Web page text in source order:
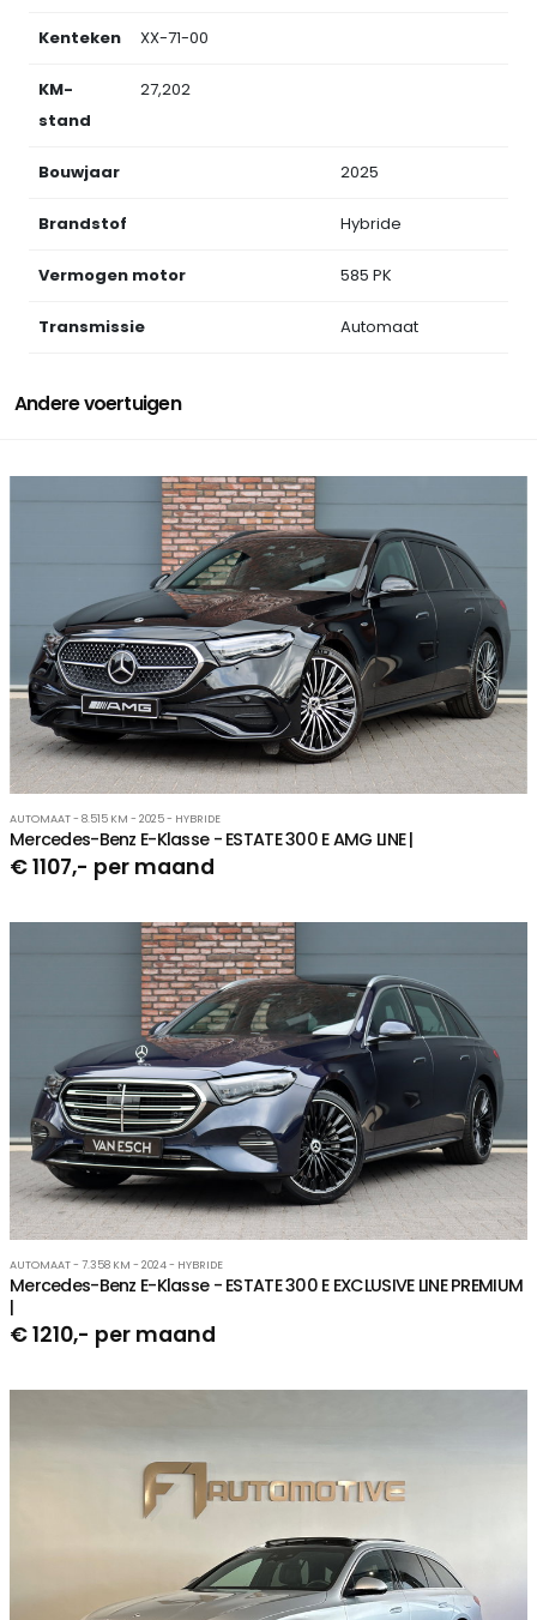
Kenteken XX-71-00
KM-
stand
27,202
Bouwjaar 2025
Brandstof Hybride
Vermogen motor 585 PK
Transmissie Automaat
Andere voertuigen
AUTOMAAT - 8.515 KM - 2025 - HYBRIDE
Mercedes-Benz E-Klasse - ESTATE 300 E AMG LINE |
€ 1107,- per maand
AUTOMAAT - 7.358 KM - 2024 - HYBRIDE
Mercedes-Benz E-Klasse - ESTATE 300 E EXCLUSIVE LINE PREMIUM
|
€ 1210,- per maand